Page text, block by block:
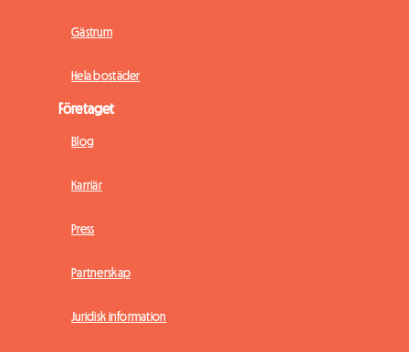
Gästrum
Hela bostäder
Företaget
Blog
Karriär
Press
Partnerskap
Juridisk information